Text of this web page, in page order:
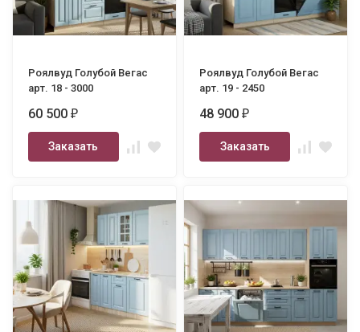
Роялвуд Голубой Вегас
арт. 18 - 3000
60 500₽
Заказать
Роялвуд Голубой Вегас
арт. 19 - 2450
48 900₽
Заказать